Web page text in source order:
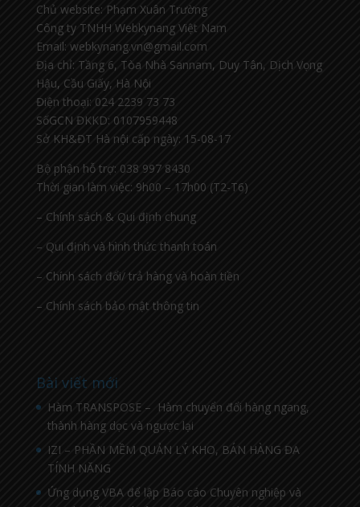
Chủ website: Phạm Xuân Trường
Công ty TNHH Webkynang Việt Nam
Email: webkynang.vn@gmail.com
Địa chỉ: Tầng 6, Tòa Nhà Sannam, Duy Tân, Dịch Vọng
Hậu, Cầu Giấy, Hà Nội
Điện thoại: 024 2239 73 73
SốGCN ĐKKD: 0107959448
Sở KH&ĐT Hà nội cấp ngày: 15-08-17
Bộ phận hỗ trợ: 038 997 8430
Thời gian làm việc: 9h00 – 17h00 (T2-T6)
– Chính sách & Qui định chung
– Qui định và hình thức thanh toán
– Chính sách đổi/ trả hàng và hoàn tiền
– Chính sách bảo mật thông tin
Bài viết mới
Hàm TRANSPOSE – Hàm chuyển đổi hàng ngang,
thành hàng dọc và ngược lại
IZI – PHẦN MỀM QUẢN LÝ KHO, BÁN HÀNG ĐA
TÍNH NĂNG
Ứng dụng VBA để lập Báo cáo Chuyên nghiệp và